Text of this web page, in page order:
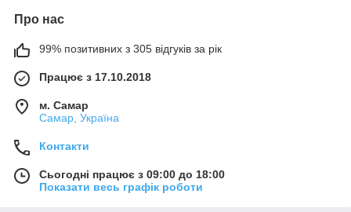
Про нас
99% позитивних з 305 відгуків за рік
Працює з 17.10.2018
м. Самар
Самар, Україна
Контакти
Сьогодні працює з 09:00 до 18:00
Показати весь графік роботи